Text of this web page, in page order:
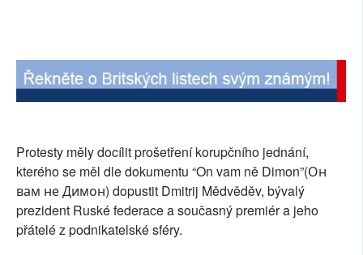
Protesty měly docílit prošetření korupčního jednání,
kterého se měl dle dokumentu “On vam ně Dimon”(Он
вам не Димон) dopustit Dmitrij Mědvěděv, bývalý
prezident Ruské federace a současný premiér a jeho
přátelé z podnikatelské sféry.